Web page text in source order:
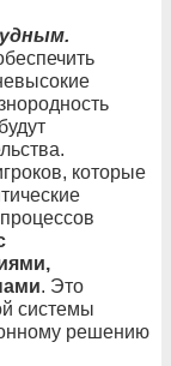
которые
. Это
системы
решению